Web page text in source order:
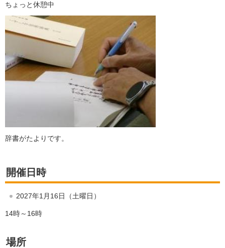
ちょっと休憩中
辞書がたよりです。
開催日時
2027年1月16日（土曜日）
14時～16時
場所